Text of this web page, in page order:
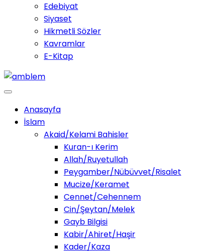
Edebiyat
Siyaset
Hikmetli Sözler
Kavramlar
E-Kitap
Anasayfa
İslam
Akaid/Kelami Bahisler
Kuran-ı Kerim
Allah/Ruyetullah
Peygamber/Nübüvvet/Risalet
Mucize/Keramet
Cennet/Cehennem
Cin/Şeytan/Melek
Gayb Bilgisi
Kabir/Ahiret/Haşir
Kader/Kaza